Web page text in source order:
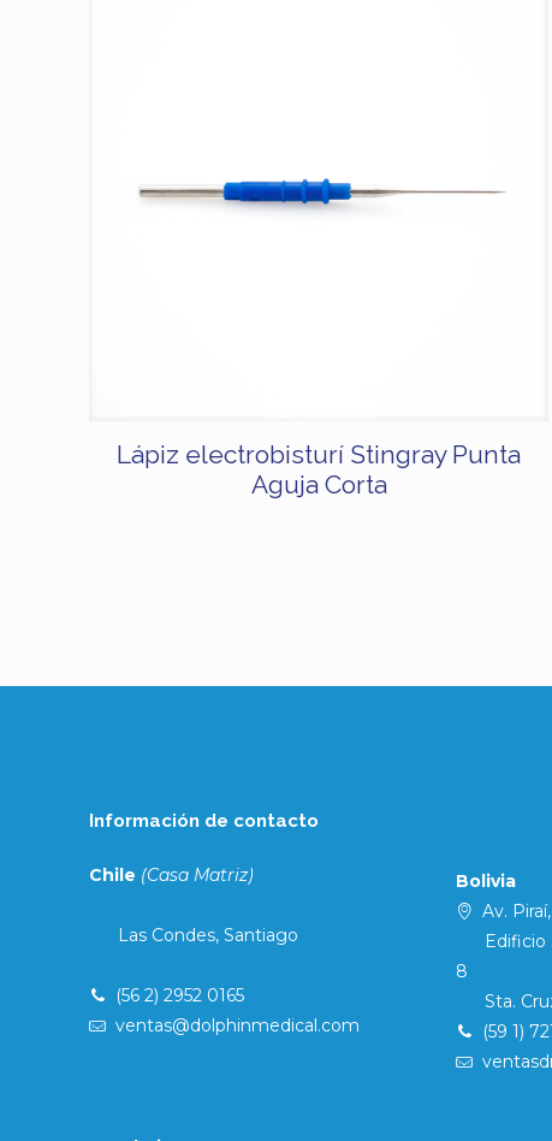
Lápiz electrobisturí Stingray Punta
Aguja Corta
Información de contacto
Chile (Casa Matriz)
Las Condes, Santiago
(56 2) 2952 0165
ventas@dolphinmedical.com
Bolivia
Av.
Edificio
8
Sta.
(59 1)